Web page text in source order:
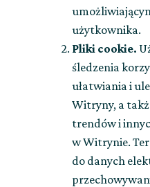
użytkownika.
Pliki cookie.
śledzenia
ułatwiania i
Witryny, a
trendów i
w Witrynie.
do danych